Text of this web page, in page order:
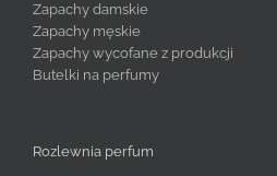
Zapachy damskie
Zapachy męskie
Zapachy wycofane z produkcji
Butelki na perfumy
Rozlewnia perfum